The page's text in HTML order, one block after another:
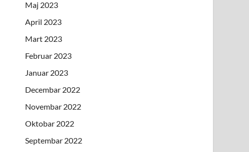
Maj 2023
April 2023
Mart 2023
Februar 2023
Januar 2023
Decembar 2022
Novembar 2022
Oktobar 2022
Septembar 2022